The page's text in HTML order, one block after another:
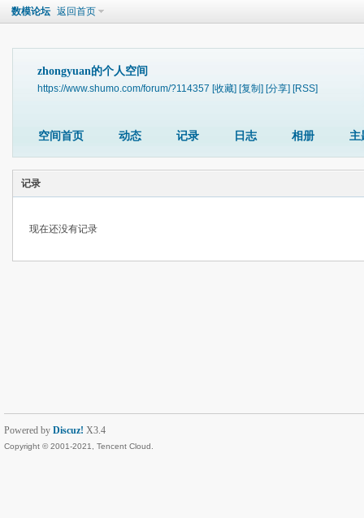
数模论坛 返回首页
zhongyuan的个人空间
https://www.shumo.com/forum/?114357 [收藏] [复制] [分享] [RSS]
空间首页 动态 记录 日志 相册 主
记录
现在还没有记录
Powered by Discuz! X3.4
Copyright © 2001-2021, Tencent Cloud.